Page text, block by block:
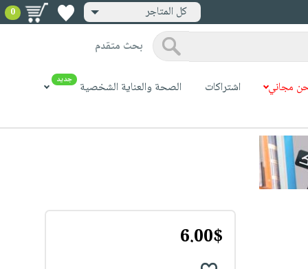
كل المتاجر 0
بحث متقدم
مجاني اشتراكات الصحة والعناية الشخصية جديد
6.00$